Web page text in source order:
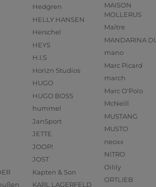
Hedgren
HELLY HANSEN
Herschel
HEYS
H.I.S
Horizn Studios
HUGO
HUGO BOSS
hummel
JanSport
JETTE
JOOP!
JOST
Kapten & Son
KARL LAGERFELD
MAISON
MOLLERUS
Maître
MANDARINA
mano
Marc Picard
march
Marc O'Polo
McNeill
MUSTANG
MUSTO
neoxx
NITRO
Oilily
ORTLIEB